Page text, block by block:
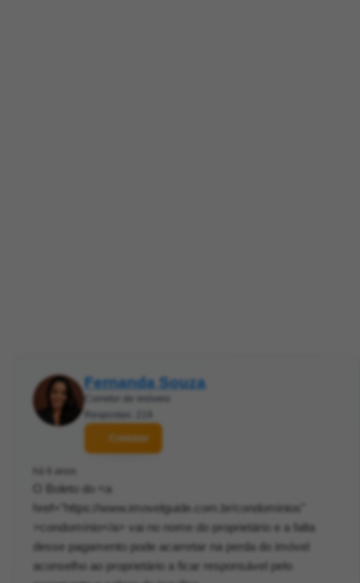
Fernanda Souza
Corretor de imóveis
Respostas: 219
Contatar
há 6 anos
O Boleto do <a
href="https://www.imovelguide.com.br/condominios"
>condomínio</a> vai no nome do proprietário e a falta
desse pagamento pode acarretar na perda do imóvel
aconselho ao proprietário a ficar responsável pelo